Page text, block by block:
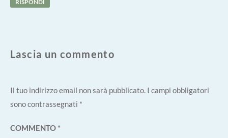
RISPONDI
Lascia un commento
Il tuo indirizzo email non sarà pubblicato. I campi obbligatori
sono contrassegnati *
COMMENTO*